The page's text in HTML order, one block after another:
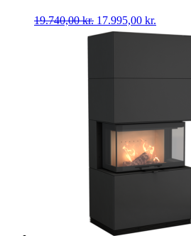
19.740,00kr. Den
oprindelige
17.995,00 kr.
aktuelle